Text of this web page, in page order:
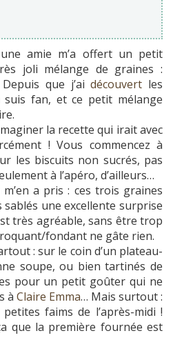
amie m’a offert un petit
joli mélange de graines :
que j’aidécouvert les
suis fan, et ce petit mélange
la recette qui irait avec
! Vous commencez à
les biscuits non sucrés, pas
à l’apéro, d’ailleurs…
a pris : ces trois graines
une excellente surprise
très agréable, sans être trop
fondant ne gâte rien.
: sur le coin d’un plateau-
soupe, ou bien tartinés de
pour un petit goûter qui ne
à Claire Emma… Mais surtout :
faims de l’après-midi !
que la première fournée est